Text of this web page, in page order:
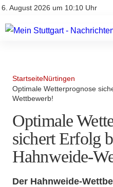
6. August 2026 um 10:10 Uhr
Impressum
Branchenbuch
Werbung
StartseiteNürtingen
Optimale Wetterprognose
Wettbewerb!
Optimale
sichert Erfolg
Hahnweide-
Der Hahnweide-